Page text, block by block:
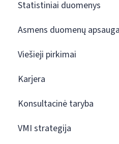
Statistiniai duomenys
Asmens duomenų apsauga
Viešieji pirkimai
Karjera
Konsultacinė taryba
VMI strategija